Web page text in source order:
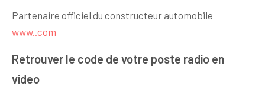
Partenaire officiel du constructeur automobile
www..com
Retrouver le code de votre poste radio en
video